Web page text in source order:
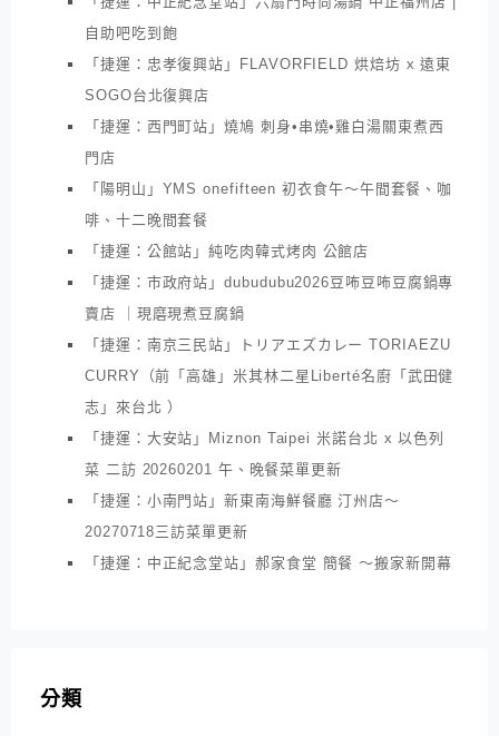
自助吧吃到飽
「捷運：忠孝復興站」FLAVORFIELD 烘焙坊 x 遠東
SOGO台北復興店
「捷運：西門町站」燒鳩 刺身•串燒•雞白湯關東煮西
門店
「陽明山」YMS onefifteen 初衣食午～午間套餐、咖
啡、十二晚間套餐
「捷運：公館站」純吃肉韓式烤肉 公館店
「捷運：市政府站」dubudubu2026豆咘豆咘豆腐鍋專
賣店 ｜現磨現煮豆腐鍋
「捷運：南京三民站」トリアエズカレー TORIAEZU
CURRY（前「高雄」米其林二星Liberté名廚「武田健
志」來台北 ）
「捷運：大安站」Miznon Taipei 米諾台北 x 以色列
菜 二訪 20260201 午、晚餐菜單更新
「捷運：小南門站」新東南海鮮餐廳 汀州店～
20270718三訪菜單更新
「捷運：中正紀念堂站」郝家食堂 簡餐 ～搬家新開幕
分類